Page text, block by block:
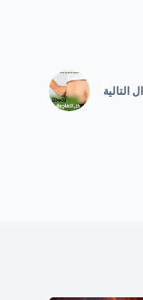
ال التالية